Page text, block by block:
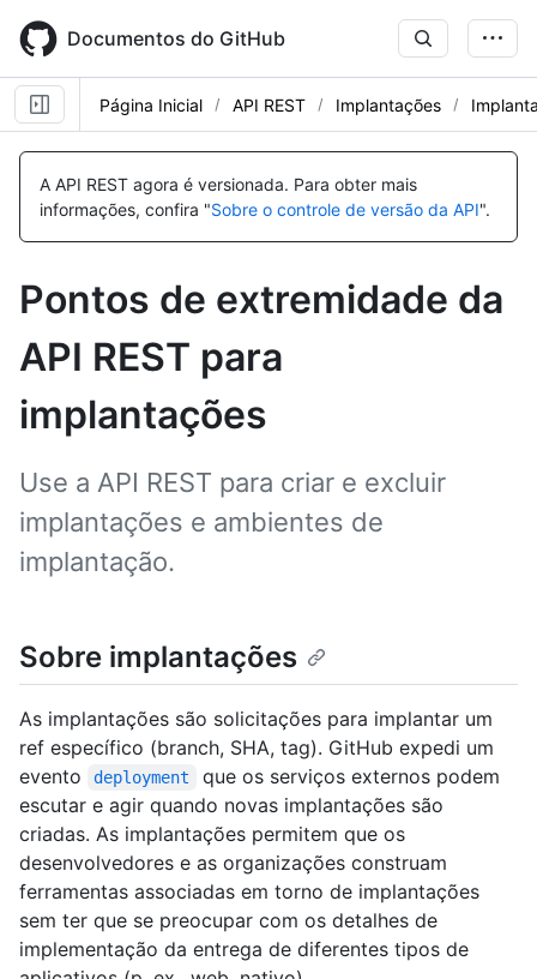
main
content
Documentos do GitHub
Página Inicial API REST Implantações
A API REST agora é versionada. Para obter mais
informações, confira "Sobre o controle de versão da API".
Pontos de extremidade da
API REST para
implantações
Use a API REST para criar e excluir
implantações e ambientes de
implantação.
Sobre implantações
As implantações são solicitações para implantar um
ref específico (branch, SHA, tag). GitHub expedi um
evento
deployment
que os serviços externos podem
escutar e agir quando novas implantações são
criadas. As implantações permitem que os
desenvolvedores e as organizações construam
ferramentas associadas em torno de implantações
sem ter que se preocupar com os detalhes de
implementação da entrega de diferentes tipos de
Nome,
Tipo,
Descrição
Nome,
Tipo,
Descrição
Nome,
Tipo,
Descrição
Nome,
Tipo,
Descrição
Nome,
Tipo,
Descrição
Nome,
Tipo,
Descrição
Nome,
Tipo,
Descrição
Nome,
Tipo,
Descrição
Nome,
Tipo,
Descrição
Nome,
Tipo,
Descrição